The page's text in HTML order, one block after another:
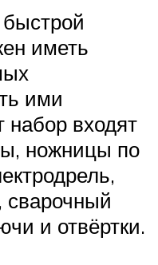
иметь
ими
набор входят
ножницы по
сварочный
и отвёртки.